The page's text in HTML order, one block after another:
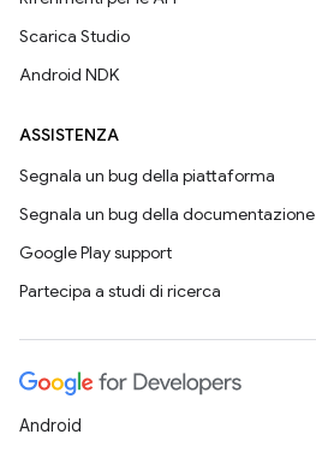
Scarica Studio
Android NDK
ASSISTENZA
Segnala un bug della piattaforma
Segnala un bug della documentazione
Google Play support
Partecipa a studi di ricerca
Android